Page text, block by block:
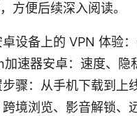
方便后续深入阅读。
设备上的 VPN 体验
速器安卓：速度、隐
骤：从手机下载到上
境浏览、影音解锁、